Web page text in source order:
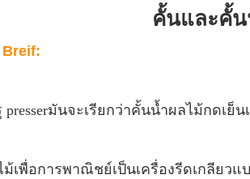
คั้นและคั้
Breif:
presserมันจะเรียกว่าคั้นน้ำผลไม้กดเ
ม้เพื่อการพาณิชย์เป็นเครื่องรีดเกลียวแ